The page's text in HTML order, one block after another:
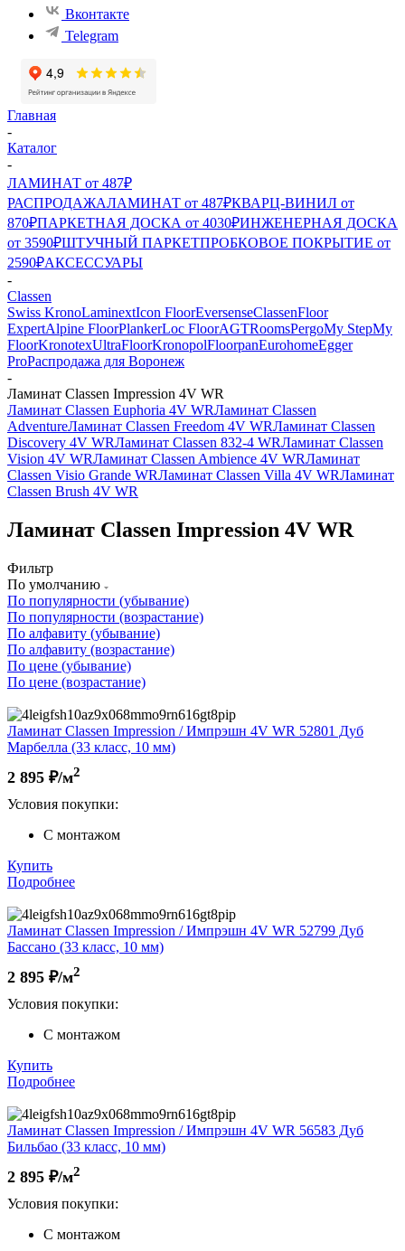
Вконтакте
Telegram
Главная
-
Каталог
-
ЛАМИНАТ от 487₽
РАСПРОДАЖАЛАМИНАТ от 487₽КВАРЦ-ВИНИЛ от
870₽ПАРКЕТНАЯ ДОСКА от 4030₽ИНЖЕНЕРНАЯ ДОСКА
от 3590₽ШТУЧНЫЙ ПАРКЕТПРОБКОВОЕ ПОКРЫТИЕ от
2590₽АКСЕССУАРЫ
-
Classen
Swiss KronoLaminextIcon FloorEversenseClassenFloor
ExpertAlpine FloorPlankerLoc FloorAGTRoomsPergoMy StepMy
FloorKronotexUltraFloorKronopolFloorpanEurohomeEgger
ProРаспродажа для Воронеж
-
Ламинат Classen Impression 4V WR
Ламинат Classen Euphoria 4V WRЛаминат Classen
AdventureЛаминат Classen Freedom 4V WRЛаминат Classen
Discovery 4V WRЛаминат Classen 832-4 WRЛаминат Classen
Vision 4V WRЛаминат Classen Ambience 4V WRЛаминат
Classen Visio Grande WRЛаминат Classen Villa 4V WRЛаминат
Classen Brush 4V WR
Ламинат Classen Impression 4V WR
Фильтр
По умолчанию
По популярности (убывание)
По популярности (возрастание)
По алфавиту (убывание)
По алфавиту (возрастание)
По цене (убывание)
По цене (возрастание)
Ламинат Classen Impression / Импрэшн 4V WR 52801 Дуб
Марбелла (33 класс, 10 мм)
2 895 ₽/м2
Условия покупки:
С монтажом
Купить
Подробнее
Ламинат Classen Impression / Импрэшн 4V WR 52799 Дуб
Бассано (33 класс, 10 мм)
2 895 ₽/м2
Условия покупки:
С монтажом
Купить
Подробнее
Ламинат Classen Impression / Импрэшн 4V WR 56583 Дуб
Бильбао (33 класс, 10 мм)
2 895 ₽/м2
Условия покупки:
С монтажом